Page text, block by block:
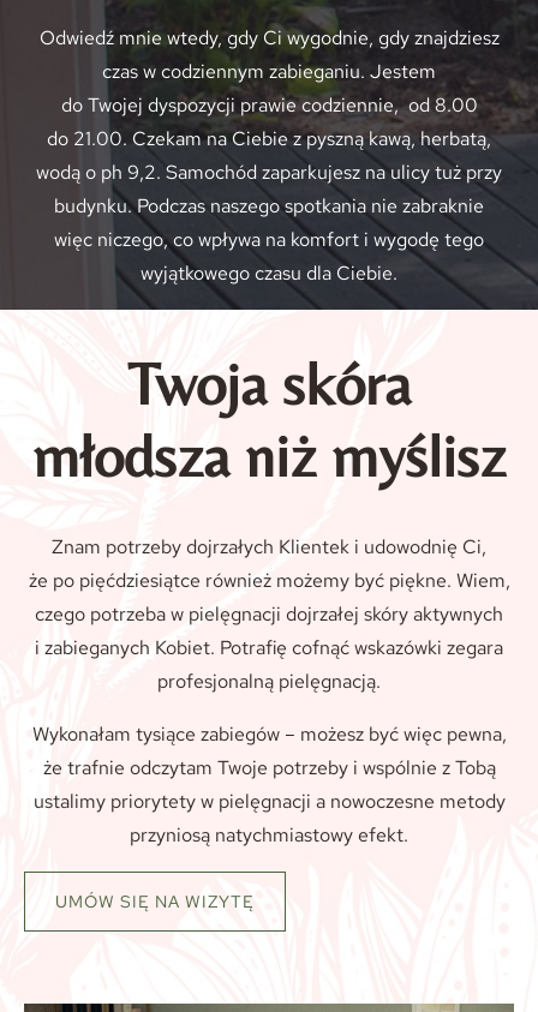
Odwiedź mnie wtedy, gdy Ci wygodnie, gdy znajdziesz
czas w codziennym zabieganiu. Jestem
do Twojej dyspozycji prawie codziennie, od 8.00
do 21.00. Czekam na Ciebie z pyszną kawą, herbatą,
wodą o ph 9,2. Samochód zaparkujesz na ulicy tuż przy
budynku. Podczas naszego spotkania nie zabraknie
więc niczego, co wpływa na komfort i wygodę tego
wyjątkowego czasu dla Ciebie.
Twoja skóra
młodsza niż myślisz
Znam potrzeby dojrzałych Klientek i udowodnię Ci,
że po pięćdziesiątce również możemy być piękne. Wiem,
czego potrzeba w pielęgnacji dojrzałej skóry aktywnych
i zabieganych Kobiet. Potrafię cofnąć wskazówki zegara
profesjonalną pielęgnacją.
Wykonałam tysiące zabiegów – możesz być więc pewna,
że trafnie odczytam Twoje potrzeby i wspólnie z Tobą
ustalimy priorytety w pielęgnacji a nowoczesne metody
przyniosą natychmiastowy efekt.
UMÓW SIĘ NA WIZYTĘ